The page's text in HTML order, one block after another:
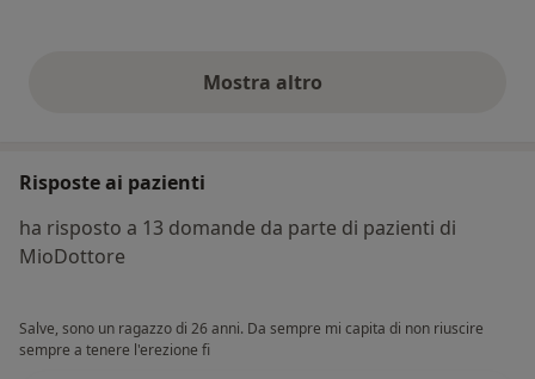
Mostra altroopinioni di cui sopra
Risposte ai pazienti
ha risposto a 13 domande da parte di pazienti di
MioDottore
Salve, sono un ragazzo di 26 anni. Da sempre mi capita di non riuscire
sempre a tenere l'erezione fi